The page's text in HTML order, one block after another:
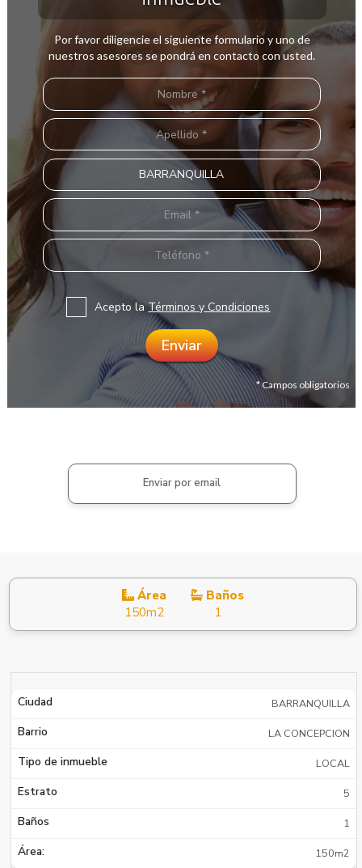
Por favor diligencie el siguiente formulario y uno de
nuestros asesores se pondrá en contacto con usted.
Acepto laTérminos y Condiciones
* Campos obligatorios
Enviar por email
Área
150m2
Baños
1
Ciudad BARRANQUILLA
Barrio LA CONCEPCION
Tipo de inmueble LOCAL
Estrato 5
Baños 1
Área: 150m2